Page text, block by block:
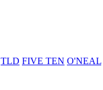
TLD FIVE TEN O'NEAL